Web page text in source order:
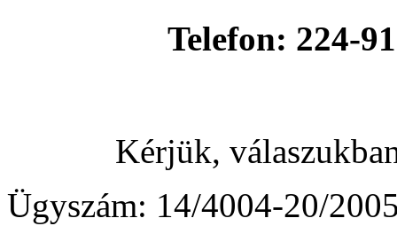
Telefon: 224-
Kérjük,
Ügyszám: 14/4004-20/